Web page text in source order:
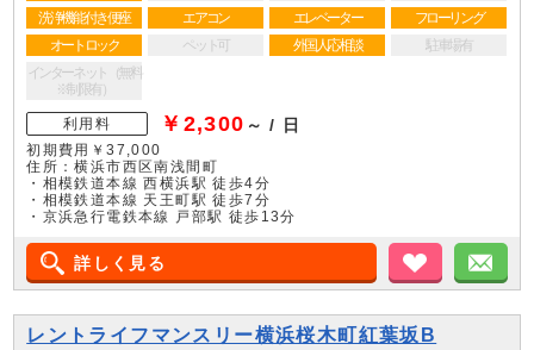
洗浄機能付き便座
エアコン エレベーター
フローリング
オートロック
ペット可 外国人応相談
駐車場有
インターネット（無料
※制限有）
利用料 ￥2,300 ～ / 日
初期費用￥37,000
住所：横浜市西区南浅間町
・相模鉄道本線 西横浜駅 徒歩4分
・相模鉄道本線 天王町駅 徒歩7分
・京浜急行電鉄本線 戸部駅 徒歩13分
詳しく見る お気に入
レントライフマンスリー横浜桜木町紅葉坂B